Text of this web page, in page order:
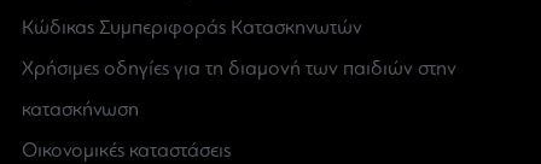
Κώδικας Συμπεριφοράς Κατασκηνωτών
Χρήσιμες οδηγίες για τη διαμονή των παιδιών στην
κατασκήνωση
Οικονομικές καταστάσεις